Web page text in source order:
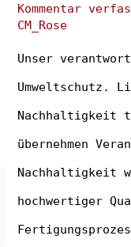
Kommentar
CM_Rose
Unser
Umweltschutz.
Nachhaltigkeit
übernehmen
Nachhaltigkeit
hochwertiger